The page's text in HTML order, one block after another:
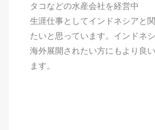
タコなどの水産会社を経営中
生涯仕事としてインドネシアと
たいと思っています。インドネ
海外展開されたい方にもより良
ます。